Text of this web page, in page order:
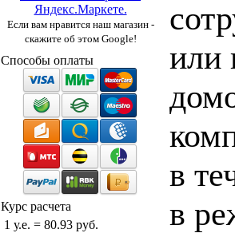
Если вам нравится наш магазин -
скажите об этом Google!
Способы оплаты
Курс расчета
1 у.е. = 80.93 руб.
или
в
в